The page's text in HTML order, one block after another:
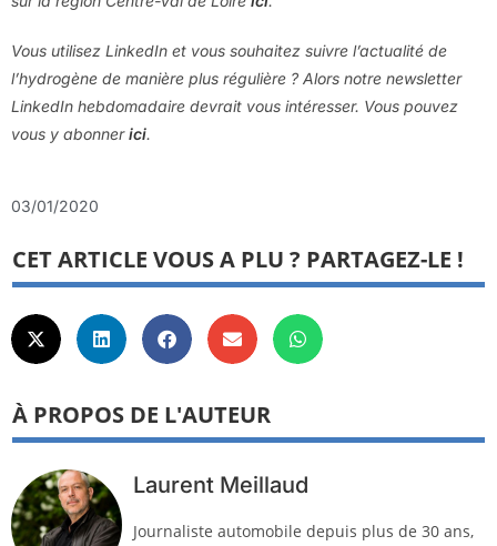
Vous utilisez LinkedIn et vous souhaitez suivre l’actualité de
l’hydrogène de manière plus régulière ? Alors notre newsletter
LinkedIn hebdomadaire devrait vous intéresser. Vous pouvez
vous y abonnerici.
03/01/2020
CET ARTICLE VOUS A PLU ? PARTAGEZ-LE !
À PROPOS DE L'AUTEUR
Laurent Meillaud
Journaliste automobile depuis plus de 30 ans,